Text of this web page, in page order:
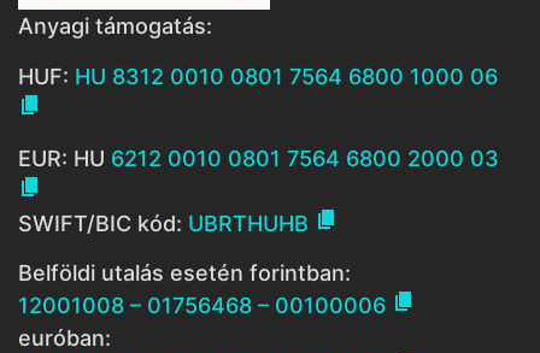
Anyagi támogatás:
HUF: HU 8312 0010 0801 7564 6800 1000 06

EUR: HU 6212 0010 0801 7564 6800 2000 03

SWIFT/BIC kód: UBRTHUHB 
Belföldi utalás esetén forintban:
12001008 – 01756468 – 00100006 
euróban: